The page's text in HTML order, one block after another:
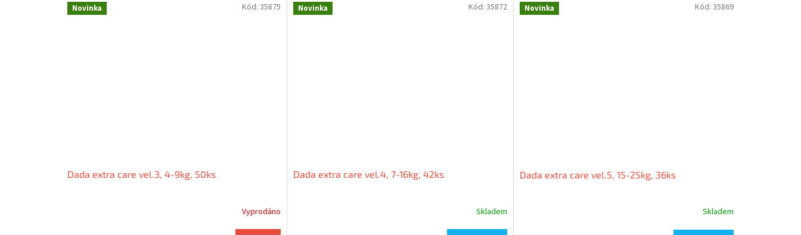
Novinka
Dada extra care vel.3, 4-9kg, 50ks
Vyprodáno
Kód:35875 Novinka
Dada extra care vel.4, 7-16kg, 42ks
Skladem
Kód: 35872 Novinka
Dada extra care vel.5, 15-25kg, 36ks
Skladem
Kód: 35869